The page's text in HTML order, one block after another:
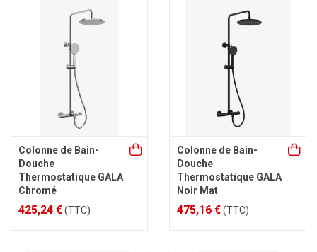
Colonne de Bain-
Douche
Thermostatique GALA
Chromé
425,24 €(TTC)
Colonne de Bain-
Douche
Thermostatique GALA
Noir Mat
475,16 €(TTC)